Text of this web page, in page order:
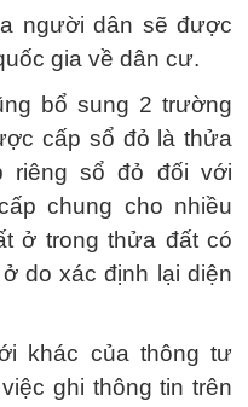
người dân sẽ được
gia về dân cư.
bổ sung 2 trường
cấp sổ đỏ là thửa
riêng sổ đỏ đối với
chung cho nhiều
ở trong thửa đất có
do xác định lại diện
khác của thông tư
ghi thông tin trên